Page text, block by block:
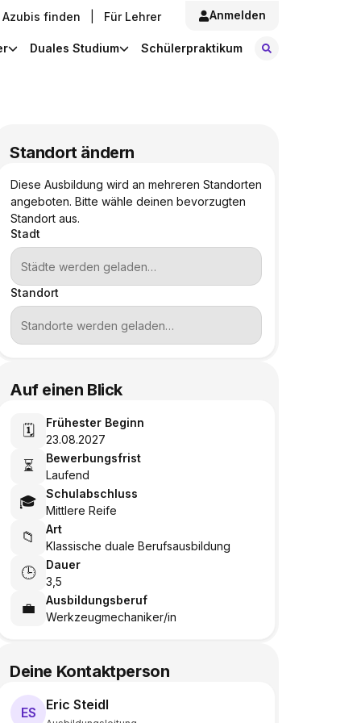
Azubis finden Für Lehrer Anmelden
Duales Studium Schülerpraktikum
Standort ändern
Diese Ausbildung wird an mehreren Standorten
angeboten. Bitte wähle deinen bevorzugten
Standort aus.
Stadt
Standort
Auf einen Blick
🗓️
Frühester Beginn
23.08.2027
⏳
Bewerbungsfrist
Laufend
🎓
Schulabschluss
Mittlere Reife
📁
Art
Klassische duale Berufsausbildung
🕒
Dauer
3,5
💼
Ausbildungsberuf
Werkzeugmechaniker/in
Deine Kontaktperson
ES Eric Steidl